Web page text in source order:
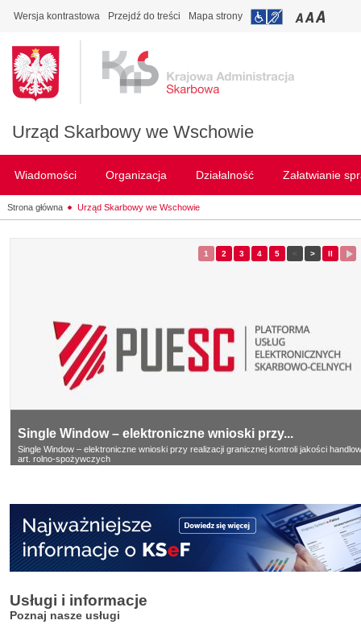
Wersja kontrastowa Przejdź do treści Mapa strony
Urząd Skarbowy we Wschowie
Wiadomości Organizacja Działalność Załatwianie
Strona główna Urząd Skarbowy we Wschowie
1 - slajd
2 - slajd
3 - slajd
4 - slajd
5 - slajd
< Poprzedni slajd
> Następny
II
Single Window – elektroniczne wnioski przy...
Single Window – elektroniczne wnioski przy realizacji granicznej kontroli jakości
art. rolno-spożywczych
Usługi i informacje
Poznaj nasze usługi